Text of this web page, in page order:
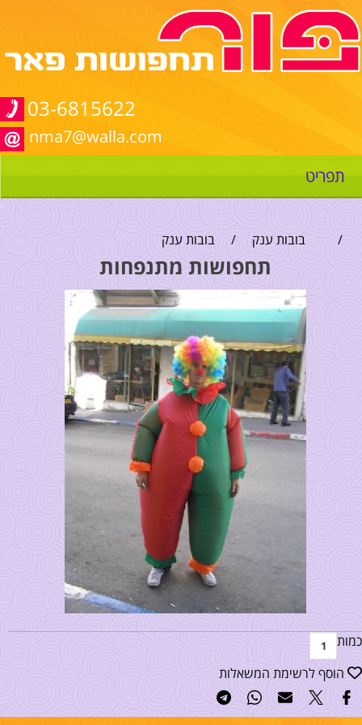
03-6815622
nma7@walla.com
תפריט
/ בובות ענק / בובות ענק
תחפושות מתנפחות
כמות
הוסף לרשימת המשאלות